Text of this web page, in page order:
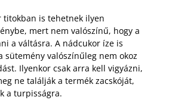
titokban is tehetnek ilyen
mert nem valószínű, hogy a
a váltásra. A nádcukor íze is
sütemény valószínűleg nem okoz
Ilyenkor csak arra kell vigyázni,
ne találják a termék zacskóját,
a turpisságra.